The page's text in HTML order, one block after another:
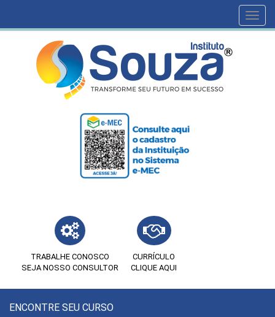
TRABALHE CONOSCO
SEJA NOSSO CONSULTOR
CURRÍCULO
CLIQUE AQUI
ENCONTRE SEU CURSO